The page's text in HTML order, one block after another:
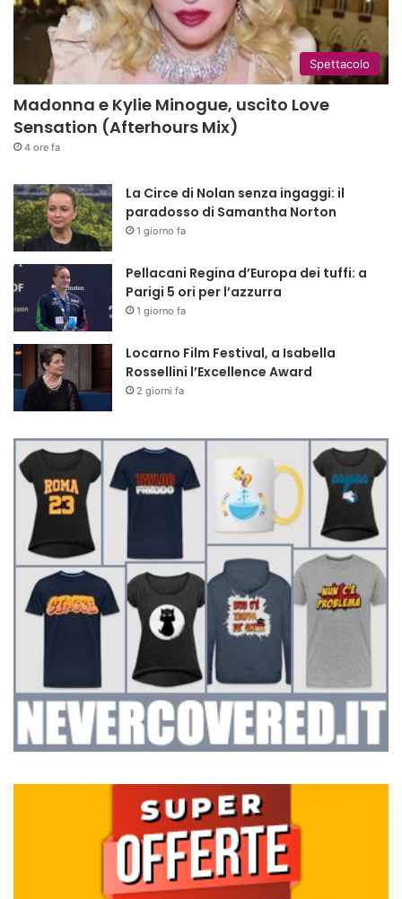
Spettacolo
Madonna e Kylie Minogue, uscito Love
Sensation (Afterhours Mix)
4 ore fa
La Circe di Nolan senza ingaggi: il
paradosso di Samantha Norton
1 giorno fa
Pellacani Regina d’Europa dei tuffi: a
Parigi 5 ori per l’azzurra
1 giorno fa
Locarno Film Festival, a Isabella
Rossellini l’Excellence Award
2 giorni fa